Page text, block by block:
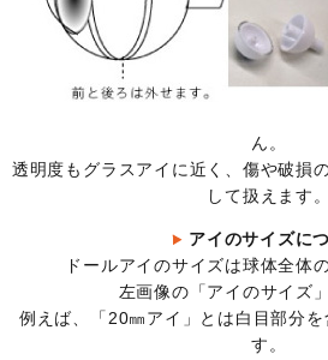
ん。
透明度もグラスアイに近く、傷や破損
して扱えます。
アイのサイズに
ドールアイのサイズは球体全体
左画像の「アイのサイズ
例えば、「20㎜アイ」とは白目部分
す。